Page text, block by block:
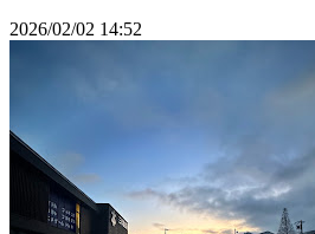
2026/02/02 14:52